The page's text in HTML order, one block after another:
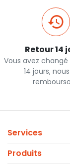
Retour 14
Vous avez changé
14 jours,
Services
Produits